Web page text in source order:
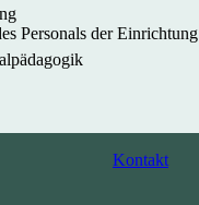
Personals der Einrichtung
Kontakt